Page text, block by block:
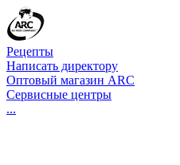
Рецепты
Написать директору
Оптовый магазин ARC
Сервисные центры
...